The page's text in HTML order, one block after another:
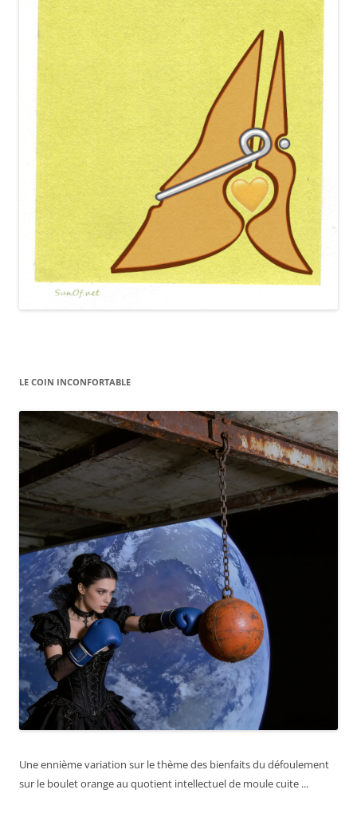
LE COIN INCONFORTABLE
Une ennième variation sur le thème des bienfaits du défoulement
sur le boulet orange au quotient intellectuel de moule cuite ...